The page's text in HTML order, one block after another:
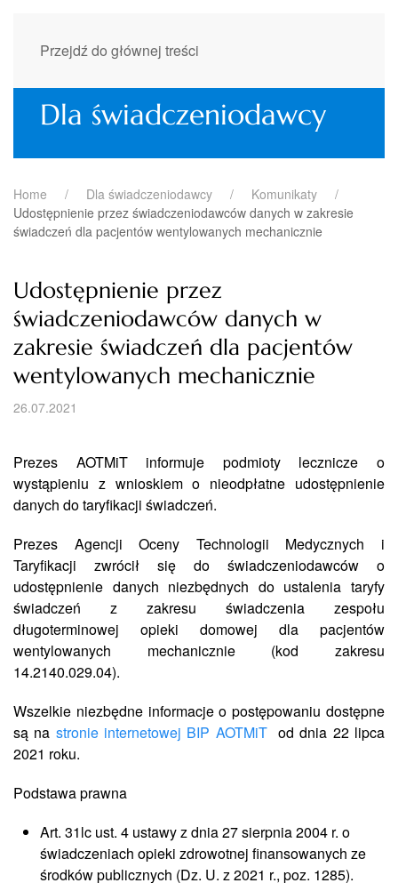
Przejdź do głównej treści
Dla świadczeniodawcy
Home Dla świadczeniodawcy
Komunikaty
Udostępnienie przez świadczeniodawców danych w zakresie
świadczeń dla pacjentów wentylowanych mechanicznie
Udostępnienie przez
świadczeniodawców danych w
zakresie świadczeń dla pacjentów
wentylowanych mechanicznie
26.07.2021
Prezes AOTMiT informuje podmioty lecznicze o
wystąpieniu z wnioskiem o nieodpłatne udostępnienie
danych do taryfikacji świadczeń.
Prezes Agencji Oceny Technologii Medycznych i
Taryfikacji zwrócił się do świadczeniodawców o
udostępnienie danych niezbędnych do ustalenia taryfy
świadczeń z zakresu świadczenia zespołu
długoterminowej opieki domowej dla pacjentów
wentylowanych mechanicznie (kod zakresu
14.2140.029.04).
Wszelkie niezbędne informacje o postępowaniu dostępne
są na stronie internetowej BIP AOTMiTod dnia 22 lipca
2021 roku.
Podstawa prawna
Art. 31lc ust. 4 ustawy z dnia 27 sierpnia 2004 r. o
świadczeniach opieki zdrowotnej finansowanych ze
środków publicznych (Dz. U. z 2021 r., poz. 1285).